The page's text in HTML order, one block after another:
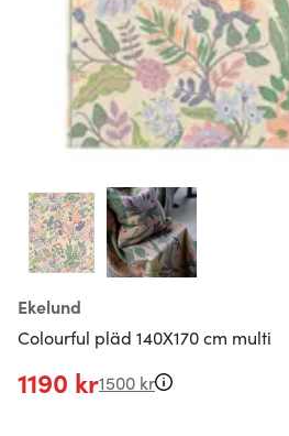
Ekelund
Colourful pläd 140X170 cm multi
1190 kr1500 kr